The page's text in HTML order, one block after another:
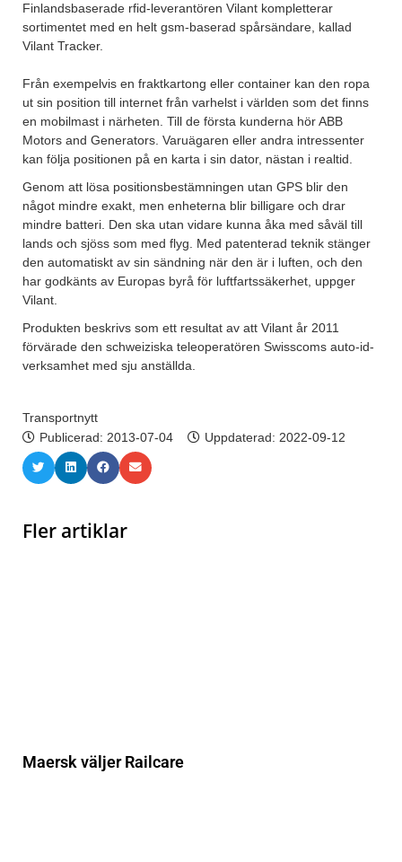
Finlandsbaserade rfid-leverantören Vilant kompletterar
sortimentet med en helt gsm-baserad spårsändare, kallad
Vilant Tracker.
Från exempelvis en fraktkartong eller container kan den ropa
ut sin position till internet från varhelst i världen som det finns
en mobilmast i närheten. Till de första kunderna hör ABB
Motors and Generators. Varuägaren eller andra intressenter
kan följa positionen på en karta i sin dator, nästan i realtid.
Genom att lösa positionsbestämningen utan GPS blir den
något mindre exakt, men enheterna blir billigare och drar
mindre batteri. Den ska utan vidare kunna åka med såväl till
lands och sjöss som med flyg. Med patenterad teknik stänger
den automatiskt av sin sändning när den är i luften, och den
har godkänts av Europas byrå för luftfartssäkerhet, uppger
Vilant.
Produkten beskrivs som ett resultat av att Vilant år 2011
förvärade den schweiziska teleoperatören Swisscoms auto-id-
verksamhet med sju anställda.
Transportnytt
Publicerad: 2013-07-04 Uppdaterad: 2022-09-12
Fler artiklar
Maersk väljer Railcare